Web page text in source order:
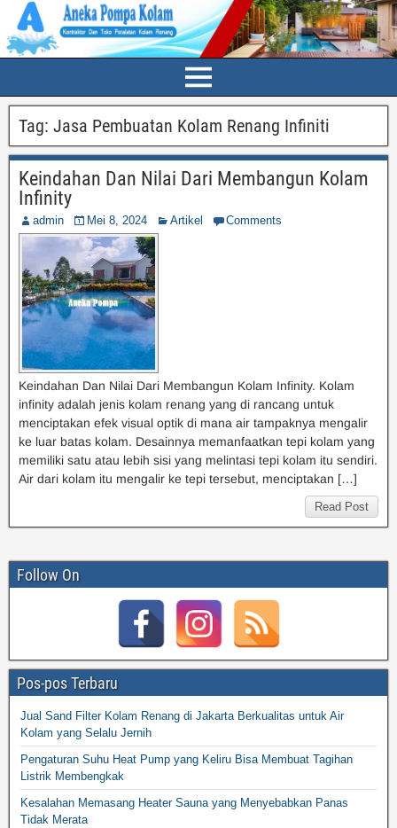
Tag: Jasa Pembuatan Kolam Renang Infiniti
Keindahan Dan Nilai Dari Membangun Kolam
Infinity
admin Mei 8, 2024 Artikel Comments
Keindahan Dan Nilai Dari Membangun Kolam Infinity. Kolam
infinity adalah jenis kolam renang yang di rancang untuk
menciptakan efek visual optik di mana air tampaknya mengalir
ke luar batas kolam. Desainnya memanfaatkan tepi kolam yang
memiliki satu atau lebih sisi yang melintasi tepi kolam itu sendiri.
Air dari kolam itu mengalir ke tepi tersebut, menciptakan […]
Read Post
Follow On
Pos-pos Terbaru
Jual Sand Filter Kolam Renang di Jakarta Berkualitas untuk Air
Kolam yang Selalu Jernih
Pengaturan Suhu Heat Pump yang Keliru Bisa Membuat Tagihan
Listrik Membengkak
Kesalahan Memasang Heater Sauna yang Menyebabkan Panas
Tidak Merata